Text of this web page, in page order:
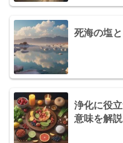
死海の塩
浄化に役
意味を解説